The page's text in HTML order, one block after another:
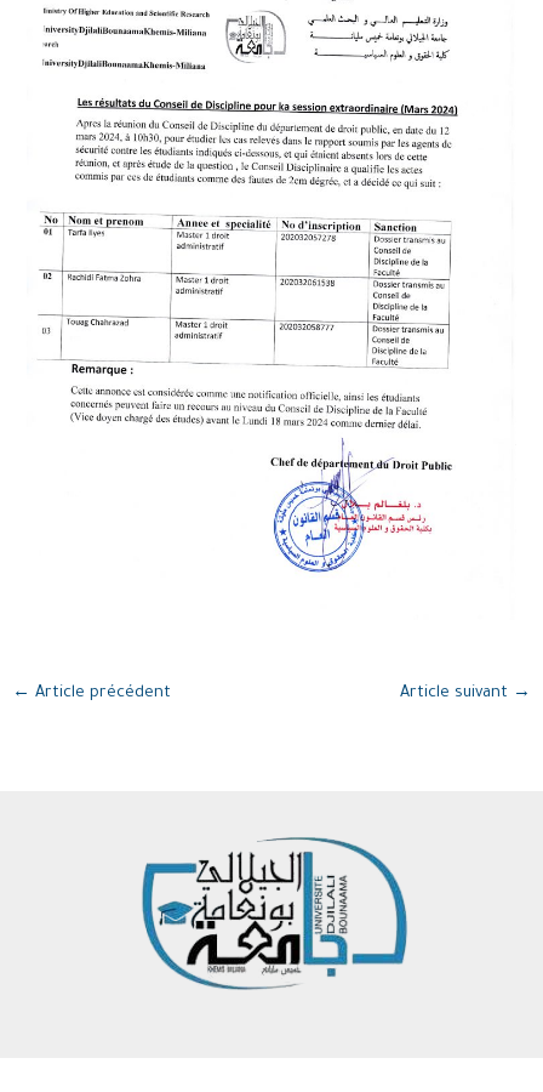
← Article précédent Article suivant →